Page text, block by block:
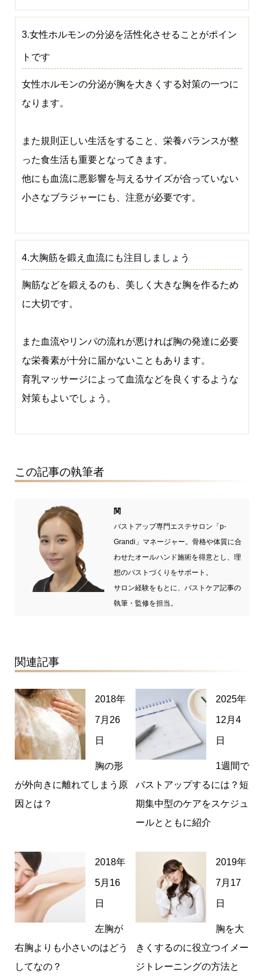
3.女性ホルモンの分泌を活性化させることがポイン
トです
女性ホルモンの分泌が胸を大きくする対策の一つに
なります。
また規則正しい生活をすること、栄養バランスが整
った食生活も重要となってきます。
他にも血流に悪影響を与えるサイズが合っていない
小さなブラジャーにも、注意が必要です。
4.大胸筋を鍛え血流にも注目しましょう
胸筋などを鍛えるのも、美しく大きな胸を作るため
に大切です。
また血流やリンパの流れが悪ければ胸の発達に必要
な栄養素が十分に届かないこともあります。
育乳マッサージによって血流などを良くするような
対策もよいでしょう。
この記事の執筆者
関
バストアップ専門エステサロン「p-
Grandi」マネージャー。骨格や体質に合
わせたオールハンド施術を得意とし、理
想のバストづくりをサポート。
サロン経験をもとに、バストケア記事の
執筆・監修を担当。
関連記事
2018年
7月26
日
胸の形
が外向きに離れてしまう原
因とは？
2025年
12月4
日
1週間で
バストアップするには？短
期集中型のケアをスケジュ
ールとともに紹介
2018年
5月16
日
左胸が
右胸よりも小さいのはどう
してなの？
2019年
7月17
日
胸を大
きくするのに役立つイメー
ジトレーニングの方法と